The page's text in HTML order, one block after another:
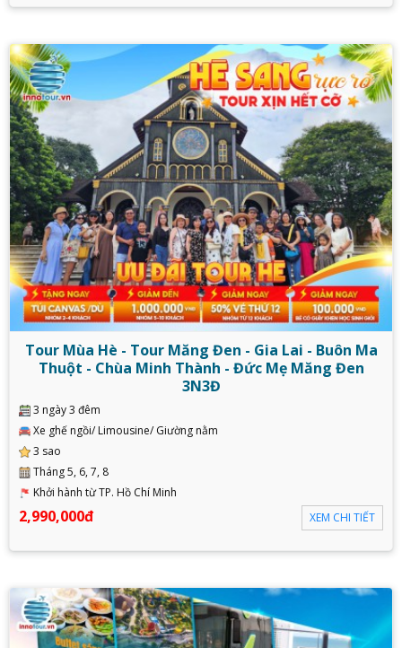
Tour Mùa Hè - Tour Măng Đen - Gia Lai - Buôn Ma
Thuột - Chùa Minh Thành - Đức Mẹ Măng Đen
3N3Đ
3 ngày 3 đêm
Xe ghế ngồi/ Limousine/ Giường nằm
3 sao
Tháng 5, 6, 7, 8
Khởi hành từ TP. Hồ Chí Minh
2,990,000đ XEM CHI TIẾT